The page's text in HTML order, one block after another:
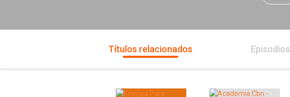
Títulos relacionados Episodios